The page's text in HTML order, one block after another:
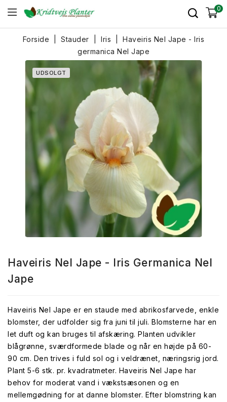
0
Forside Stauder Iris
Haveiris Nel Jape - Iris
germanica Nel Jape
UDSOLGT
Haveiris Nel Jape - Iris Germanica Nel
Jape
Haveiris Nel Jape er en staude med abrikosfarvede, enkle
blomster, der udfolder sig fra juni til juli. Blomsterne har en
let duft og kan bruges til afskæring. Planten udvikler
blågrønne, sværdformede blade og når en højde på 60-
90 cm. Den trives i fuld sol og i veldrænet, næringsrig jord.
Plant 5-6 stk. pr. kvadratmeter. Haveiris Nel Jape har
behov for moderat vand i vækstsæsonen og en
mellemgødning for at danne blomster. Efter blomstring kan